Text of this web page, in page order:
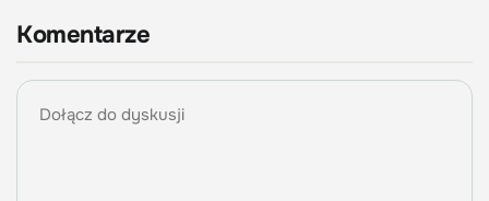
Komentarze